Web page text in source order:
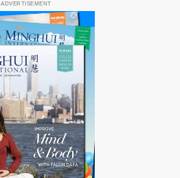
ADVERTISEMENT